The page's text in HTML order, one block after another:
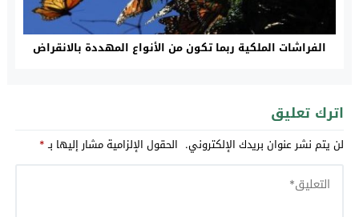
الفراشات الملكية ربما تكون من الأنواع المهددة بالانقراض
اترك تعليق
لن يتم نشر عنوان بريدك الإلكتروني. الحقول الإلزامية مشار إليها بـ*